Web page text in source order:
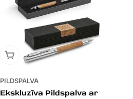
IZPĀRDOTS
PILDSPALVA
Ekskluzīva Pildspalva ar